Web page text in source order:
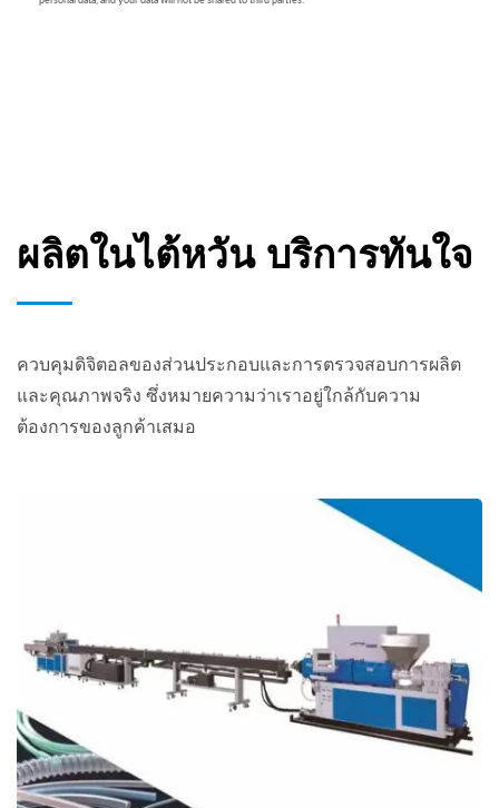
ผลิตในไต้หวัน บริการทันใจ
ควบคุมดิจิตอลของส่วนประกอบและการตรวจสอบการผลิต
และคุณภาพจริง ซึ่งหมายความว่าเราอยู่ใกล้กับความ
ต้องการของลูกค้าเสมอ